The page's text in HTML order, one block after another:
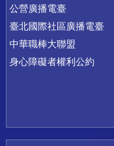
公營廣播電臺
臺北國際社區廣播電臺
中華職棒大聯盟
身心障礙者權利公約